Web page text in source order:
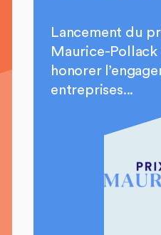
Lancement du
Maurice-Pollack
honorer
entreprises...